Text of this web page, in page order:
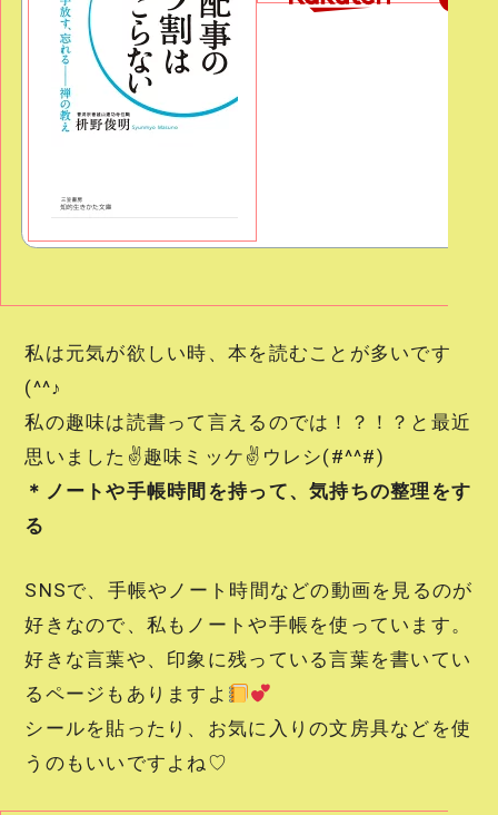
私は元気が欲しい時、本を読むことが多いです
(^^♪
私の趣味は読書って言えるのでは！？！？と最近
思いました✌趣味ミッケ✌ウレシ(#^^#)
＊ノートや手帳時間を持って、気持ちの整理をす
る
SNSで、手帳やノート時間などの動画を見るのが
好きなので、私もノートや手帳を使っています。
好きな言葉や、印象に残っている言葉を書いてい
るページもありますよ
シールを貼ったり、お気に入りの文房具などを使
うのもいいですよね♡